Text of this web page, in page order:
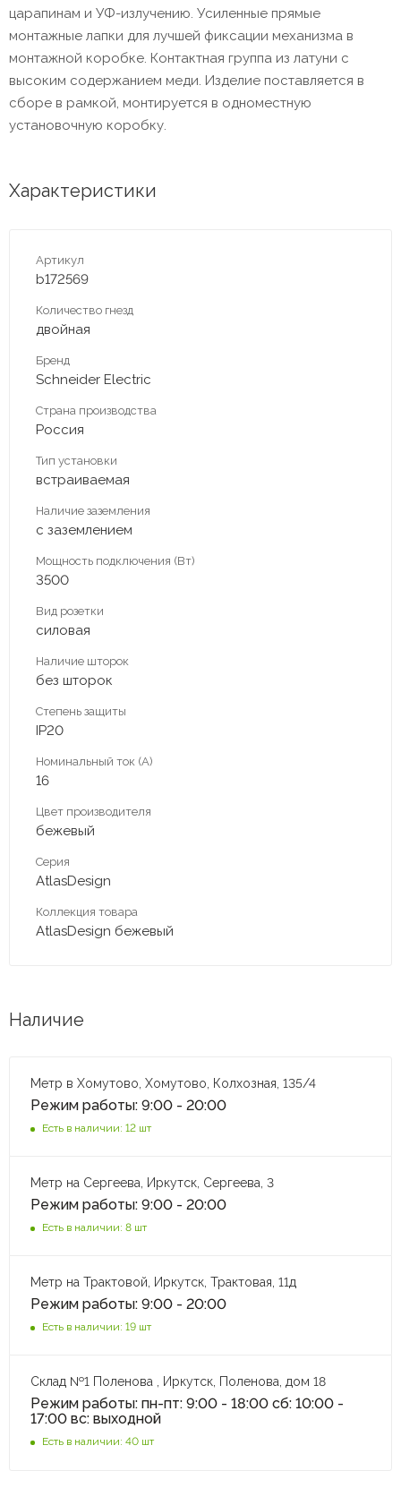
царапинам и УФ-излучению. Усиленные прямые
монтажные лапки для лучшей фиксации механизма в
монтажной коробке. Контактная группа из латуни с
высоким содержанием меди. Изделие поставляется в
сборе в рамкой, монтируется в одноместную
установочную коробку.
Характеристики
Артикул
b172569
Количество гнезд
двойная
Бренд
Schneider Electric
Страна производства
Россия
Тип установки
встраиваемая
Наличие заземления
с заземлением
Мощность подключения (Вт)
3500
Вид розетки
силовая
Наличие шторок
без шторок
Степень защиты
IP20
Номинальный ток (А)
16
Цвет производителя
бежeвый
Серия
AtlasDesign
Коллекция товара
AtlasDesign бежeвый
Наличие
Метр в Хомутово, Хомутово, Колхозная, 135/4
Режим работы: 9:00 - 20:00
Есть в наличии: 12 шт
Метр на Сергеева, Иркутск, Сергеева, 3
Режим работы: 9:00 - 20:00
Есть в наличии: 8 шт
Метр на Трактовой, Иркутск, Трактовая, 11д
Режим работы: 9:00 - 20:00
Есть в наличии: 19 шт
Склад №1 Поленова , Иркутск, Поленова, дом 18
Режим работы: пн-пт: 9:00 - 18:00 сб: 10:00 -
17:00 вс: выходной
Есть в наличии: 40 шт